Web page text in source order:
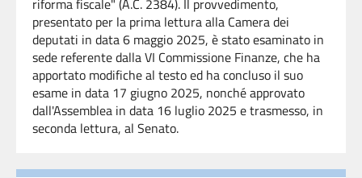
riforma fiscale" (A.C. 2384). Il provvedimento,
presentato per la prima lettura alla Camera dei
deputati in data 6 maggio 2025, è stato esaminato in
sede referente dalla VI Commissione Finanze, che ha
apportato modifiche al testo ed ha concluso il suo
esame in data 17 giugno 2025, nonché approvato
dall'Assemblea in data 16 luglio 2025 e trasmesso, in
seconda lettura, al Senato.